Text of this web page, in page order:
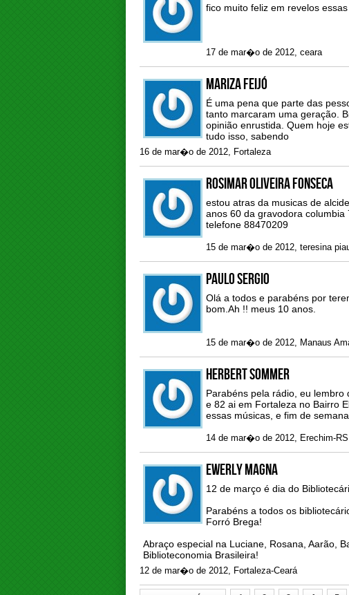
fico muito feliz em revelos
17 de mar�o de 2012, ceara
Mariza Feijó
É uma pena que parte das
tanto marcaram uma geração.
opinião enrustida. Quem hoje
tudo isso, sabendo
16 de mar�o de 2012, Fortaleza
rosimar oliveira fonseca
estou atras da musicas de
anos 60 da gravodora
telefone 88470209
15 de mar�o de 2012, teresina
Paulo Sergio
Olá a todos e parabéns por
bom.Ah !! meus 10 anos.
15 de mar�o de 2012, Manaus
Herbert Sommer
Parabéns pela rádio, eu lembro
e 82 ai em Fortaleza no Bairro
essas músicas, e fim de
14 de mar�o de 2012, Erechim-RS
Ewerly Magna
12 de março é dia do
Parabéns a todos os
Forró Brega!
Abraço especial na Luciane, Rosana, Aarão,
Biblioteconomia Brasileira!
12 de mar�o de 2012, Fortaleza-Ceará